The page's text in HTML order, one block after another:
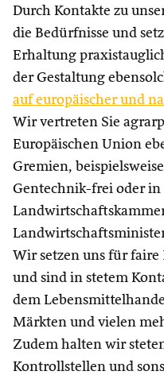
Durch Kontakte zu
die Bedürfnisse und
Erhaltung
der Gestaltung
auf europäischer und
Wir vertreten Sie
Europäischen Union
Gremien,
Gentechnik-frei oder in
Wir setzen uns für faire
und sind in stetem
dem
Märkten und vielen
Zudem halten wir
Kontrollstellen und